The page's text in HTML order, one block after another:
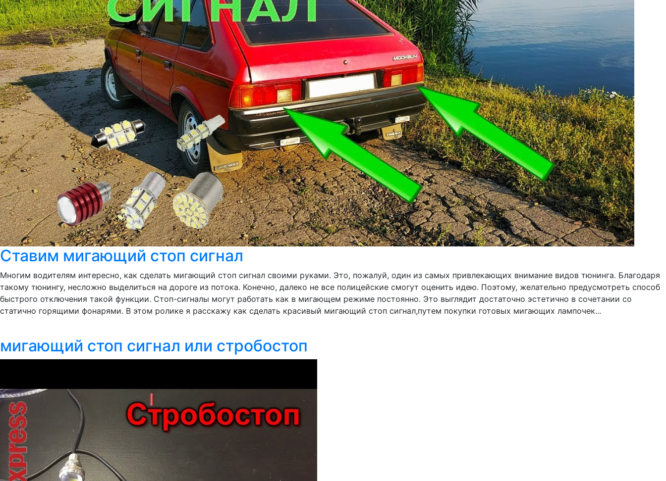
Ставим мигающий стоп сигнал
Многим водителям интересно, как сделать мигающий стоп сигнал своими руками. Это, пожалуй, один из самых привлекающих внимание видов тюнинга. Благодаря
такому тюнингу, несложно выделиться на дороге из потока. Конечно, далеко не все полицейские смогут оценить идею. Поэтому, желательно предусмотреть способ
быстрого отключения такой функции. Стоп-сигналы могут работать как в мигающем режиме постоянно. Это выглядит достаточно эстетично в сочетании со
статично горящими фонарями. В этом ролике я расскажу как сделать красивый мигающий стоп сигнал,путем покупки готовых мигающих лампочек...
мигающий стоп сигнал или стробостоп